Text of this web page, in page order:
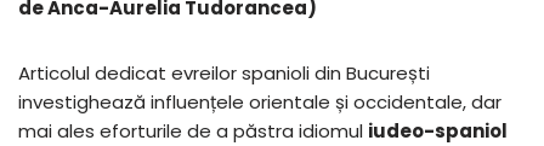
de Anca-Aurelia Tudorancea)
Articolul dedicat evreilor spanioli din București
investighează influențele orientale și occidentale, dar
mai ales eforturile de a păstra idiomul iudeo-spaniol